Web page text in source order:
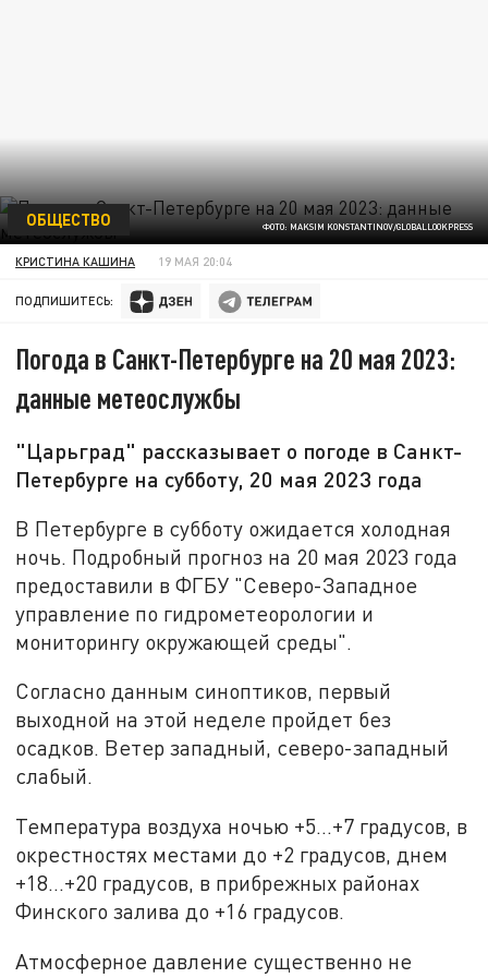
ФОТО: MAKSIM KONSTANTINOV/GLOBALLOOKPRESS
ОБЩЕСТВО
КРИСТИНА КАШИНА 19 МАЯ 20:04
ПОДПИШИТЕСЬ:
Погода в Санкт-Петербурге на 20 мая 2023:
данные метеослужбы
"Царьград" рассказывает о погоде в Санкт-
Петербурге на субботу, 20 мая 2023 года
В Петербурге в субботу ожидается холодная
ночь. Подробный прогноз на 20 мая 2023 года
предоставили в ФГБУ "Северо-Западное
управление по гидрометеорологии и
мониторингу окружающей среды".
Согласно данным синоптиков, первый
выходной на этой неделе пройдет без
осадков. Ветер западный, северо-западный
слабый.
Температура воздуха ночью +5...+7 градусов, в
окрестностях местами до +2 градусов, днем
+18...+20 градусов, в прибрежных районах
Финского залива до +16 градусов.
Атмосферное давление существенно не